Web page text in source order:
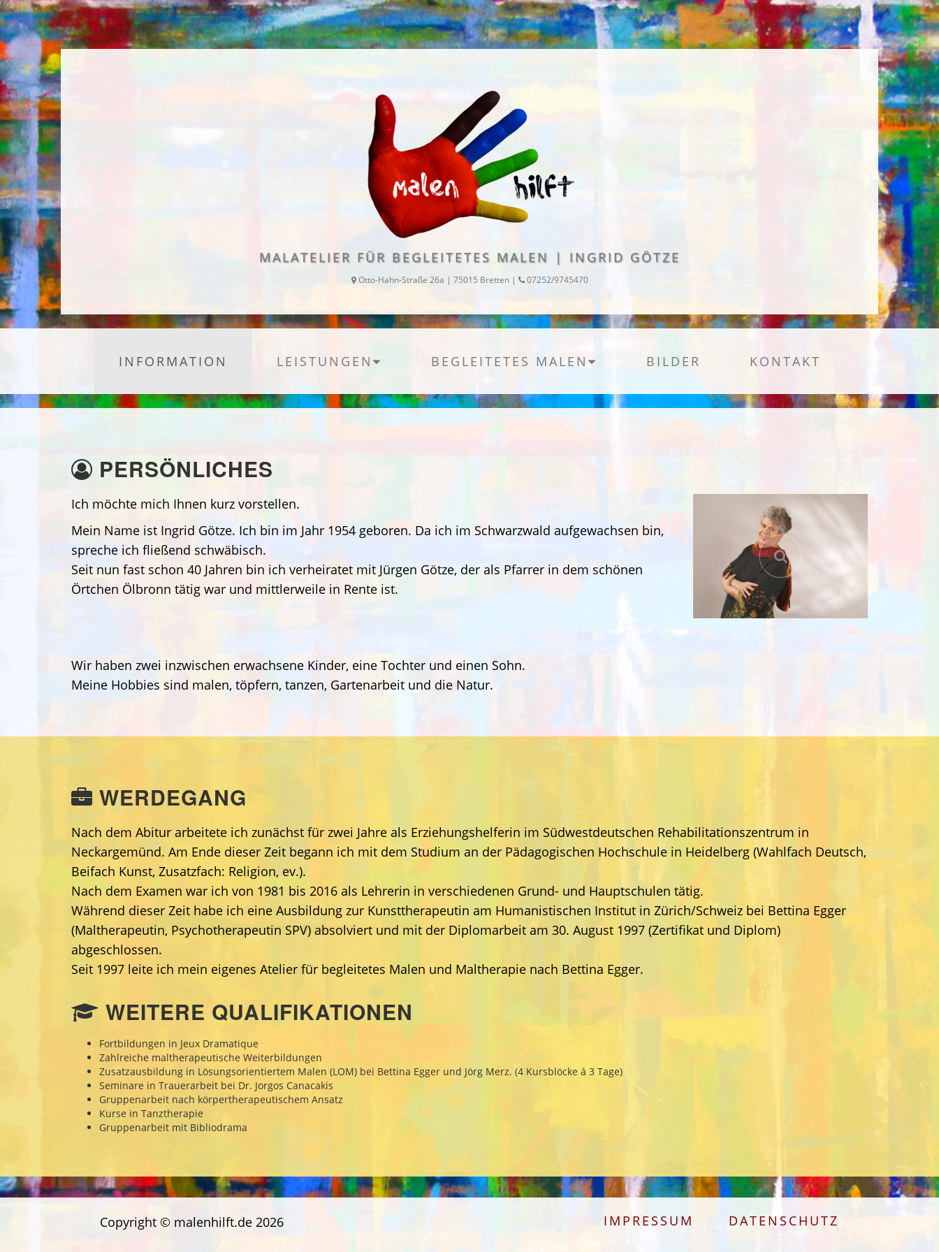
MALATELIER FÜR BEGLEITETES MALEN | INGRID GÖTZE
Otto-Hahn-Straße 26a | 75015 Bretten | 07252/9745470
INFORMATION LEISTUNGEN BEGLEITETES MALEN BILDER KONTAKT
PERSÖNLICHES
Ich möchte mich Ihnen kurz vorstellen.
Mein Name ist Ingrid Götze. Ich bin im Jahr 1954 geboren. Da ich im Schwarzwald aufgewachsen bin,
spreche ich fließend schwäbisch.
Seit nun fast schon 40 Jahren bin ich verheiratet mit Jürgen Götze, der als Pfarrer in dem schönen
Örtchen Ölbronn tätig war und mittlerweile in Rente ist.
Wir haben zwei inzwischen erwachsene Kinder, eine Tochter und einen Sohn.
Meine Hobbies sind malen, töpfern, tanzen, Gartenarbeit und die Natur.
WERDEGANG
Nach dem Abitur arbeitete ich zunächst für zwei Jahre als Erziehungshelferin im Südwestdeutschen Rehabilitationszentrum in
Neckargemünd. Am Ende dieser Zeit begann ich mit dem Studium an der Pädagogischen Hochschule in Heidelberg (Wahlfach Deutsch,
Beifach Kunst, Zusatzfach: Religion, ev.).
Nach dem Examen war ich von 1981 bis 2016 als Lehrerin in verschiedenen Grund- und Hauptschulen tätig.
Während dieser Zeit habe ich eine Ausbildung zur Kunsttherapeutin am Humanistischen Institut in Zürich/Schweiz bei Bettina Egger
(Maltherapeutin, Psychotherapeutin SPV) absolviert und mit der Diplomarbeit am 30. August 1997 (Zertifikat und Diplom)
abgeschlossen.
Seit 1997 leite ich mein eigenes Atelier für begleitetes Malen und Maltherapie nach Bettina Egger.
WEITERE QUALIFIKATIONEN
Fortbildungen in Jeux Dramatique
Zahlreiche maltherapeutische Weiterbildungen
Zusatzausbildung in Lösungsorientiertem Malen (LOM) bei Bettina Egger und Jörg Merz. (4 Kursblöcke á 3 Tage)
Seminare in Trauerarbeit bei Dr. Jorgos Canacakis
Gruppenarbeit nach körpertherapeutischem Ansatz
Kurse in Tanztherapie
Gruppenarbeit mit Bibliodrama
Copyright © malenhilft.de 2026 IMPRESSUM DATENSCHUTZ